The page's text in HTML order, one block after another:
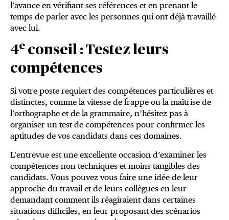
l’avance en vérifiant ses références et en prenant le
temps de parler avec les personnes qui ont déjà travaillé
avec lui.
4e conseil : Testez leurs
compétences
Si votre poste requiert des compétences particulières et
distinctes, comme la vitesse de frappe ou la maîtrise de
l’orthographe et de la grammaire, n’hésitez pas à
organiser un test de compétences pour confirmer les
aptitudes de vos candidats dans ces domaines.
L’entrevue est une excellente occasion d’examiner les
compétences non techniques et moins tangibles des
candidats. Vous pouvez vous faire une idée de leur
approche du travail et de leurs collègues en leur
demandant comment ils réagiraient dans certaines
situations difficiles, en leur proposant des scénarios